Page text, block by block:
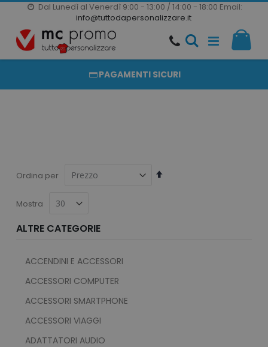
Dal Lunedì al Venerdì 9:00 - 13:00 / 14:00 - 18:00 Email:
info@tuttodapersonalizzare.it
Salta
al
contenuto
20000 PRODOTTI
PRODOTTI COMPLETAMENTE PERSONALIZZABILI
PAGAMENTI SICURI
Ordina per
Mostra
ALTRE CATEGORIE
ACCENDINI E ACCESSORI
ACCESSORI COMPUTER
ACCESSORI SMARTPHONE
ACCESSORI VIAGGI
ADATTATORI AUDIO